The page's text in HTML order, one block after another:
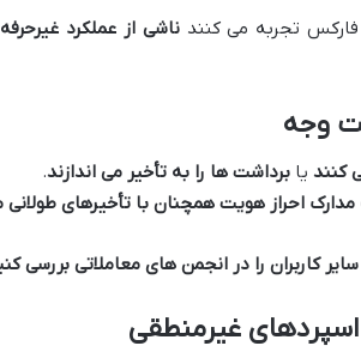
فارکس تجربه می کنندناشی از عملکرد
وجه
کنند یابرداشت ها را به تأخیر می اندازند.
مدارک احراز هویت همچنان با تأخیرهای
کاربران را در انجمن های معاملاتی بررسی
غیرمنطقی